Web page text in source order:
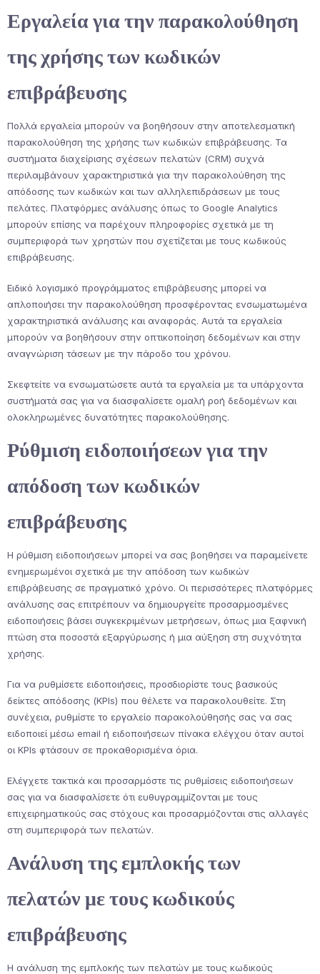
Εργαλεία για την παρακολούθηση
της χρήσης των κωδικών
επιβράβευσης
Πολλά εργαλεία μπορούν να βοηθήσουν στην αποτελεσματική
παρακολούθηση της χρήσης των κωδικών επιβράβευσης. Τα
συστήματα διαχείρισης σχέσεων πελατών (CRM) συχνά
περιλαμβάνουν χαρακτηριστικά για την παρακολούθηση της
απόδοσης των κωδικών και των αλληλεπιδράσεων με τους
πελάτες. Πλατφόρμες ανάλυσης όπως το Google Analytics
μπορούν επίσης να παρέχουν πληροφορίες σχετικά με τη
συμπεριφορά των χρηστών που σχετίζεται με τους κωδικούς
επιβράβευσης.
Ειδικό λογισμικό προγράμματος επιβράβευσης μπορεί να
απλοποιήσει την παρακολούθηση προσφέροντας ενσωματωμένα
χαρακτηριστικά ανάλυσης και αναφοράς. Αυτά τα εργαλεία
μπορούν να βοηθήσουν στην οπτικοποίηση δεδομένων και στην
αναγνώριση τάσεων με την πάροδο του χρόνου.
Σκεφτείτε να ενσωματώσετε αυτά τα εργαλεία με τα υπάρχοντα
συστήματά σας για να διασφαλίσετε ομαλή ροή δεδομένων και
ολοκληρωμένες δυνατότητες παρακολούθησης.
Ρύθμιση ειδοποιήσεων για την
απόδοση των κωδικών
επιβράβευσης
Η ρύθμιση ειδοποιήσεων μπορεί να σας βοηθήσει να παραμείνετε
ενημερωμένοι σχετικά με την απόδοση των κωδικών
επιβράβευσης σε πραγματικό χρόνο. Οι περισσότερες πλατφόρμες
ανάλυσης σας επιτρέπουν να δημιουργείτε προσαρμοσμένες
ειδοποιήσεις βάσει συγκεκριμένων μετρήσεων, όπως μια ξαφνική
πτώση στα ποσοστά εξαργύρωσης ή μια αύξηση στη συχνότητα
χρήσης.
Για να ρυθμίσετε ειδοποιήσεις, προσδιορίστε τους βασικούς
δείκτες απόδοσης (KPIs) που θέλετε να παρακολουθείτε. Στη
συνέχεια, ρυθμίστε το εργαλείο παρακολούθησής σας να σας
ειδοποιεί μέσω email ή ειδοποιήσεων πίνακα ελέγχου όταν αυτοί
οι KPIs φτάσουν σε προκαθορισμένα όρια.
Ελέγχετε τακτικά και προσαρμόστε τις ρυθμίσεις ειδοποιήσεων
σας για να διασφαλίσετε ότι ευθυγραμμίζονται με τους
επιχειρηματικούς σας στόχους και προσαρμόζονται στις αλλαγές
στη συμπεριφορά των πελατών.
Ανάλυση της εμπλοκής των
πελατών με τους κωδικούς
επιβράβευσης
Η ανάλυση της εμπλοκής των πελατών με τους κωδικούς